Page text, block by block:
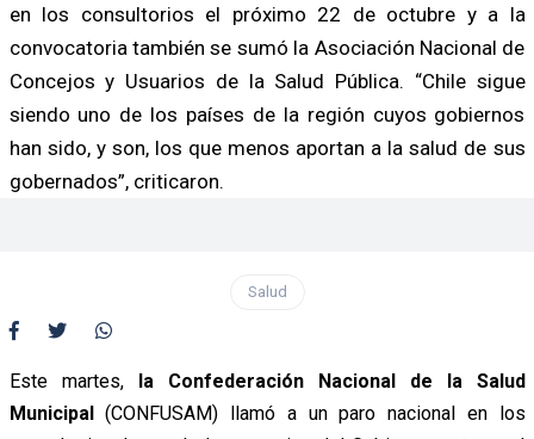
en los consultorios el próximo 22 de octubre y a la
convocatoria también se sumó la Asociación Nacional de
Concejos y Usuarios de la Salud Pública. “Chile sigue
siendo uno de los países de la región cuyos gobiernos
han sido, y son, los que menos aportan a la salud de sus
gobernados”, criticaron.
Salud
Este martes, la Confederación Nacional de la Salud
Municipal(CONFUSAM) llamó a un paro nacional en los